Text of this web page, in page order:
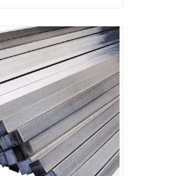
شريط Monel K500 الدائري
اتصل الآن